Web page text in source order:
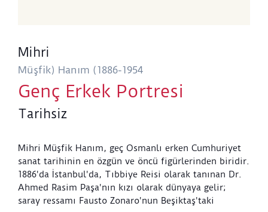
Mihri
Müşfik) Hanım (1886-1954
Genç Erkek Portresi
Tarihsiz
Mihri Müşfik Hanım, geç Osmanlı erken Cumhuriyet
sanat tarihinin en özgün ve öncü figürlerinden biridir.
1886'da İstanbul'da, Tıbbiye Reisi olarak tanınan Dr.
Ahmed Rasim Paşa'nın kızı olarak dünyaya gelir;
saray ressamı Fausto Zonaro'nun Beşiktaş'taki